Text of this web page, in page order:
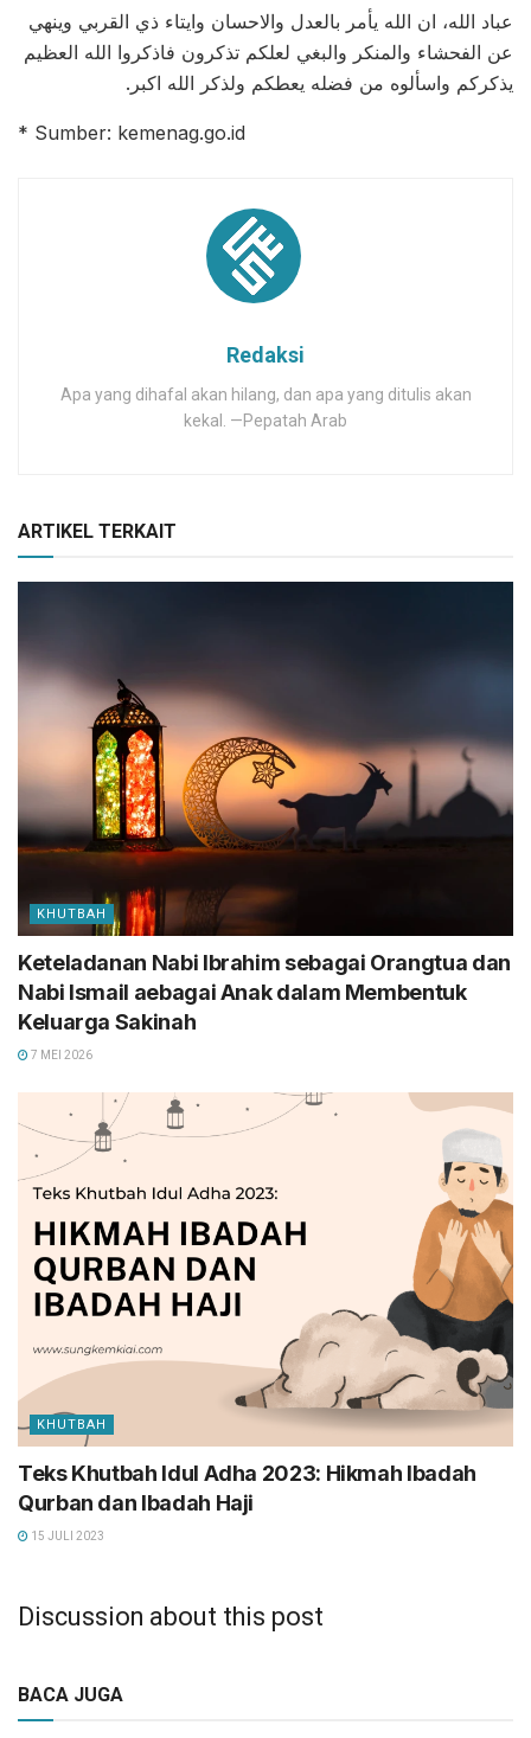
عباد الله، ان الله يأمر بالعدل والاحسان وايتاء ذي القربي وينهي
عن الفحشاء والمنكر والبغي لعلكم تذكرون فاذكروا الله العظيم
يذكركم واسألوه من فضله يعطكم ولذكر الله اكبر.
Redaksi
Apa yang dihafal akan hilang, dan apa yang ditulis akan
kekal. —Pepatah Arab
ARTIKEL TERKAIT
KHUTBAH
Keteladanan Nabi Ibrahim sebagai Orangtua dan
Nabi Ismail aebagai Anak dalam Membentuk
Keluarga Sakinah
7 MEI 2026
KHUTBAH
Teks Khutbah Idul Adha 2023: Hikmah Ibadah
Qurban dan Ibadah Haji
15 JULI 2023
Discussion about this post
BACA JUGA